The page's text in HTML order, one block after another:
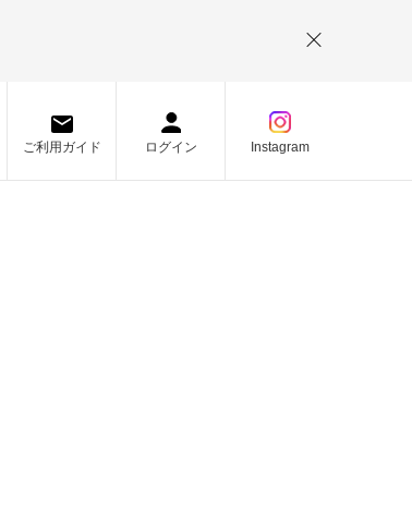
ご利用ガイド ログイン Instagram